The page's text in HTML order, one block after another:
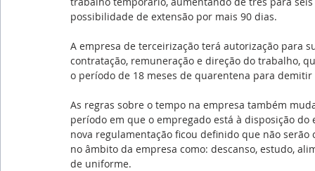
possibilidade de extensão por mais 90 dias.
A empresa de terceirização terá autorização para
contratação, remuneração e direção do trabalho,
o período de 18 meses de quarentena para
As regras sobre o tempo na empresa também
período em que o empregado está à disposição
nova regulamentação ficou definido que não
no âmbito da empresa como: descanso, estudo,
de uniforme.